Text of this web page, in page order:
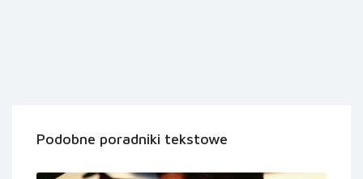
Podobne poradniki tekstowe